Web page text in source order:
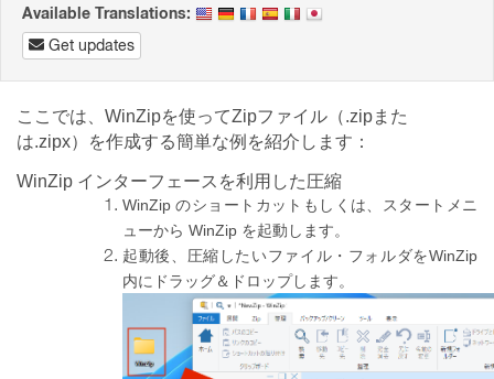
Available Translations:
Get updates
ここでは、WinZipを使ってZipファイル（.zipまた
は.zipx）を作成する簡単な例を紹介します：
WinZip インターフェースを利用した圧縮
WinZip のショートカットもしくは、スタートメニ
ューから WinZip を起動します。
起動後、圧縮したいファイル・フォルダをWinZip
内にドラッグ＆ドロップします。